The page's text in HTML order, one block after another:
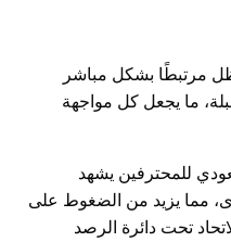
مرتبطًا بشكل مباشر
ما يجعل كل مواجهة
للمحترفين يشهد
مما يزيد من الضغوط على
تحت دائرة الرصد